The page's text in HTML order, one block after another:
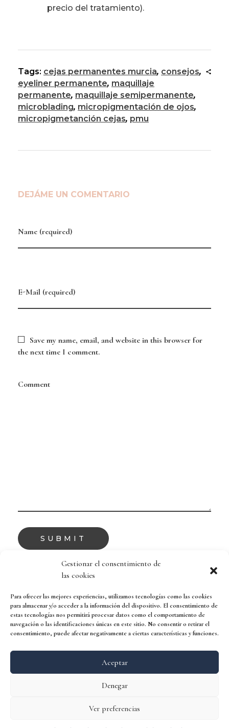
Gestionar el consentimiento de
las cookies
Para ofrecer las mejores experiencias, utilizamos tecnologías como las cookies
para almacenar y/o acceder a la información del dispositivo. El consentimiento de
estas tecnologías nos permitirá procesar datos como el comportamiento de
navegación o las identificaciones únicas en este sitio. No consentir o retirar el
consentimiento, puede afectar negativamente a ciertas características y funciones.
Aceptar
Denegar
Ver preferencias
precio del tratamiento).
Tags: cejas permanentes murcia, consejos,
eyeliner permanente, maquillaje
permanente, maquillaje semipermanente,
microblading, micropigmentación de ojos,
micropigmetanción cejas, pmu
DEJÁME UN COMENTARIO
Name (required)
E-Mail (required)
Save my name, email, and website in this browser for
the next time I comment.
Comment